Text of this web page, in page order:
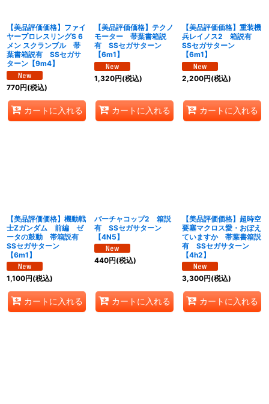
【美品評価価格】ファイ
ヤープロレスリングS 6
メン スクランブル 帯
葉書箱説有 SSセガサ
ターン【9m4】
770円(税込)
カートに入れる
【美品評価価格】テクノ
モーター 帯葉書箱説
有 SSセガサターン
【6m1】
1,320円(税込)
カートに入れる
【美品評価価格】重装機
兵レイノス2 箱説有
SSセガサターン
【6m1】
2,200円(税込)
カートに入れる
【美品評価価格】機動戦
士Zガンダム 前編 ゼ
ータの鼓動 帯箱説有
SSセガサターン
【6m1】
1,100円(税込)
カートに入れる
バーチャコップ2 箱説
有 SSセガサターン
【4N5】
440円(税込)
カートに入れる
【美品評価価格】超時空
要塞マクロス愛・おぼえ
ていますか 帯葉書箱説
有 SSセガサターン
【4h2】
3,300円(税込)
カートに入れる